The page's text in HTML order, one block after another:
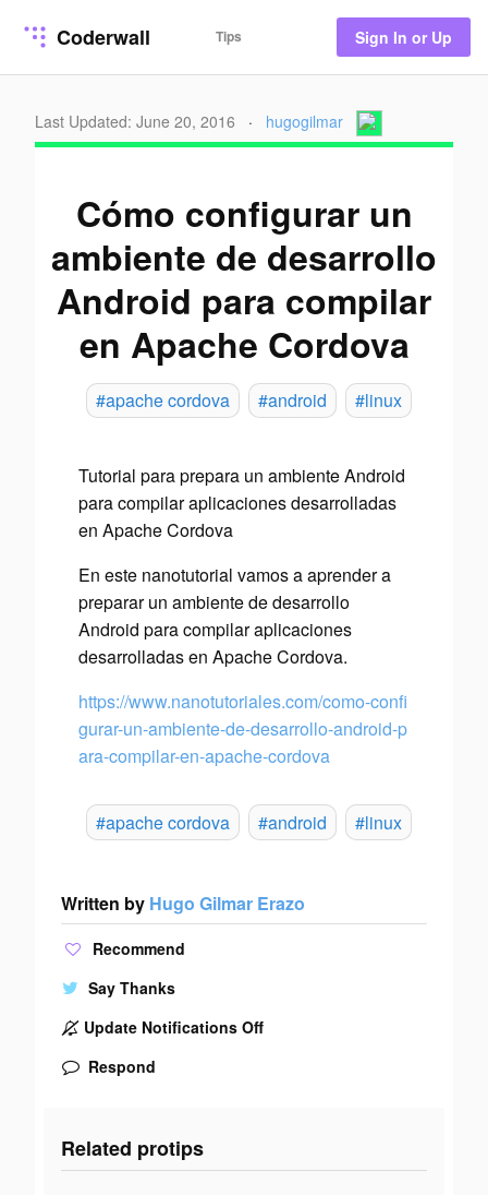
Coderwall Tips Sign In or Up
Last Updated: June 20, 2016 · hugogilmar
Cómo configurar un
ambiente de desarrollo
Android para compilar
en Apache Cordova
#apache cordova #android #linux
Tutorial para prepara un ambiente Android
para compilar aplicaciones desarrolladas
en Apache Cordova
En este nanotutorial vamos a aprender a
preparar un ambiente de desarrollo
Android para compilar aplicaciones
desarrolladas en Apache Cordova.
https://www.nanotutoriales.com/como-confi
gurar-un-ambiente-de-desarrollo-android-p
ara-compilar-en-apache-cordova
#apache cordova #android #linux
Written by Hugo Gilmar Erazo
Recommend
Say Thanks
Update Notifications Off
Respond
Related protips